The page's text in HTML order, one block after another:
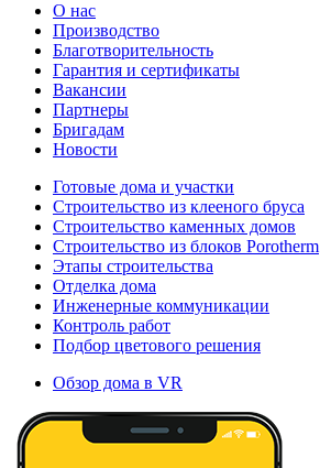
О нас
Производство
Благотворительность
Гарантия и сертификаты
Вакансии
Партнеры
Бригадам
Новости
Готовые дома и участки
Строительство из клееного бруса
Строительство каменных домов
Строительство из блоков Porotherm
Этапы строительства
Отделка дома
Инженерные коммуникации
Контроль работ
Подбор цветового решения
Обзор дома в VR